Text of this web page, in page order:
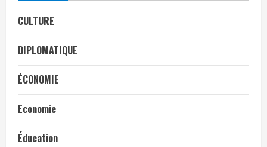
CULTURE
DIPLOMATIQUE
ÉCONOMIE
Economie
Éducation